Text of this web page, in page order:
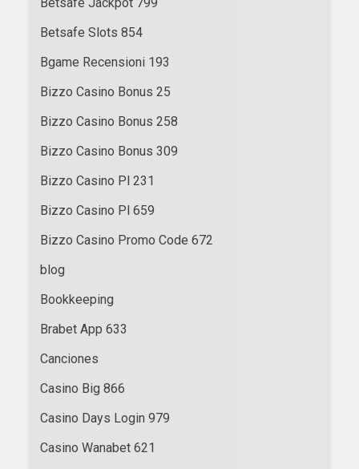
Betsafe Slots 854
Bgame Recensioni 193
Bizzo Casino Bonus 25
Bizzo Casino Bonus 258
Bizzo Casino Bonus 309
Bizzo Casino Pl 231
Bizzo Casino Pl 659
Bizzo Casino Promo Code 672
blog
Bookkeeping
Brabet App 633
Canciones
Casino Big 866
Casino Days Login 979
Casino Wanabet 621